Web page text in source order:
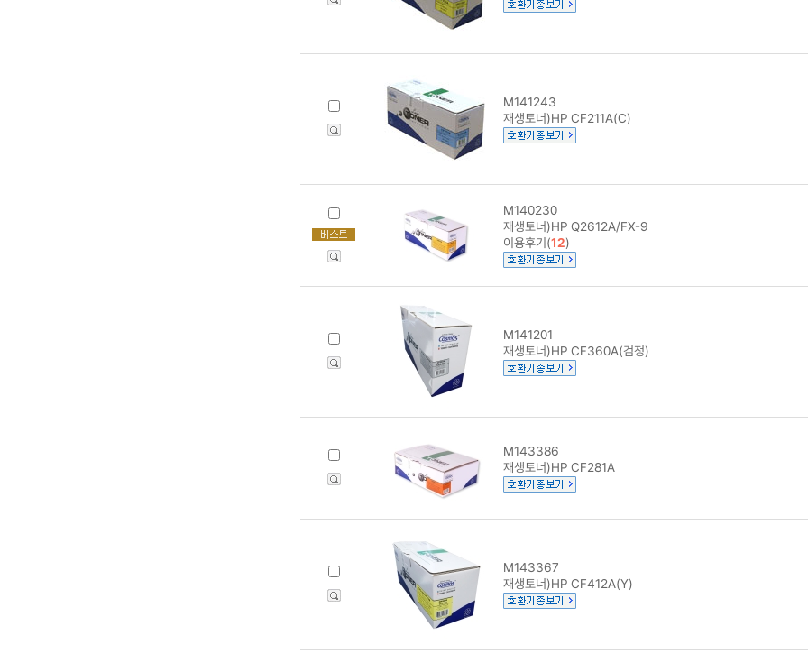
M141243
재생토너)HP CF211A(C)
M140230
재생토너)HP Q2612A/FX-9
이용후기(12)
M141201
재생토너)HP CF360A(검정)
M143386
재생토너)HP CF281A
M143367
재생토너)HP CF412A(Y)